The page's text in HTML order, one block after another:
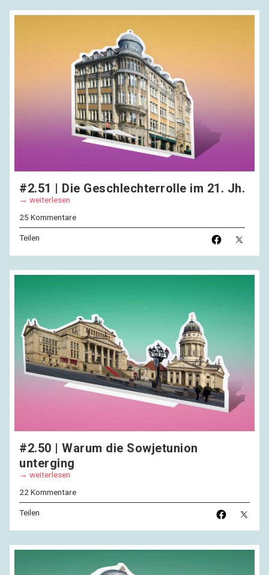
#2.51 | Die Geschlechterrolle im 21. Jh.
weiterlesen
25 Kommentare
Teilen
#2.50 | Warum die Sowjetunion
unterging
weiterlesen
22 Kommentare
Teilen